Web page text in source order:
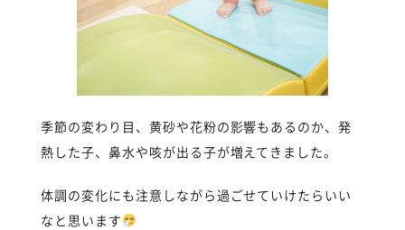
季節の変わり目、黄砂や花粉の影響もあるのか、発
熱した子、鼻水や咳が出る子が増えてきました。
体調の変化にも注意しながら過ごせていけたらいい
なと思います